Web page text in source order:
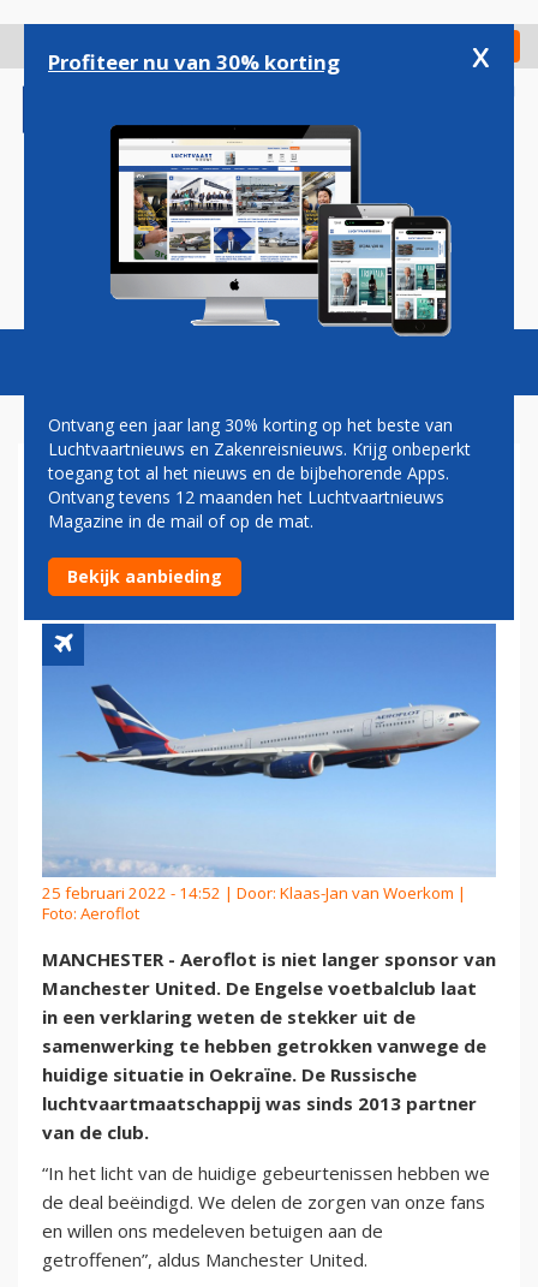
gaan
Check in
Magazine Podcasts Vacatures
MANCHESTER UNITED ZEGT
GROTE SPONSORDEAL MET
AEROFLOT OP
25 februari 2022 - 14:52 | Door: Klaas-Jan van Woerkom |
Foto: Aeroflot
MANCHESTER - Aeroflot is niet langer sponsor van
Manchester United. De Engelse voetbalclub laat
in een verklaring weten de stekker uit de
samenwerking te hebben getrokken vanwege de
huidige situatie in Oekraïne. De Russische
luchtvaartmaatschappij was sinds 2013 partner
van de club.
“In het licht van de huidige gebeurtenissen hebben we
de deal beëindigd. We delen de zorgen van onze fans
en willen ons medeleven betuigen aan de
getroffenen”, aldus Manchester United.
Profiteer nu van 30% korting x
Ontvang een jaar lang 30% korting op het beste van
Luchtvaartnieuws en Zakenreisnieuws. Krijg onbeperkt
toegang tot al het nieuws en de bijbehorende Apps.
Ontvang tevens 12 maanden het Luchtvaartnieuws
Magazine in de mail of op de mat.
Bekijk aanbieding